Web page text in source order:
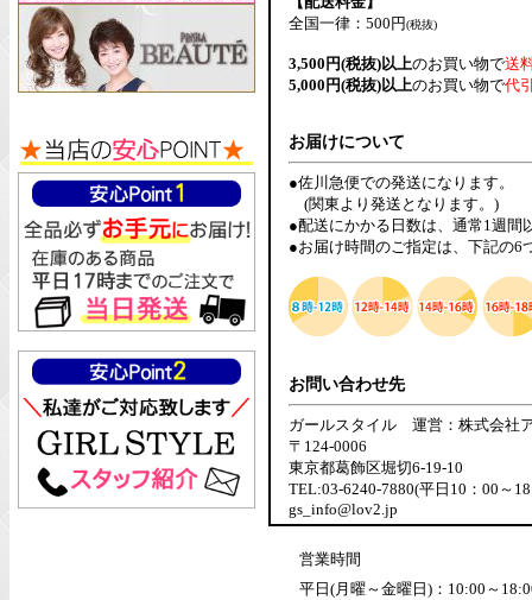
全国一律：500円(税抜)
3,500円(税抜)以上のお買い物で送
5,000円(税抜)以上のお買い物で代
お届けについて
●佐川急便での発送になります。
(関東より発送となります。)
●配送にかかる日数は、通常1週間
●お届け時間のご指定は、下記の6
お問い合わせ先
ガールスタイル 運営：株式会社
〒124-0006
東京都葛飾区堀切6-19-10
TEL:03-6240-7880(平日10：00～
gs_info@lov2.jp
営業時間
平日(月曜～金曜日)：10:00～